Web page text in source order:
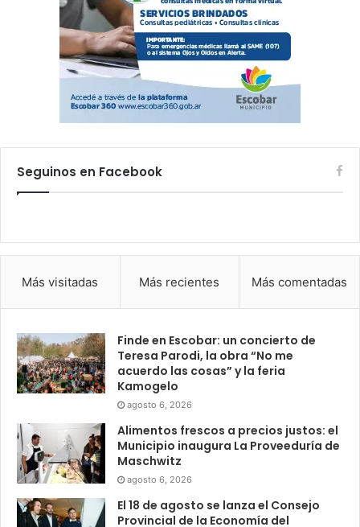
Seguinos en Facebook
Más visitadas Más recientes Más comentadas
Finde en Escobar: un concierto de
Teresa Parodi, la obra “No me
acuerdo las cosas” y la feria
Kamogelo
agosto 6, 2026
Alimentos frescos a precios justos: el
Municipio inaugura La Proveeduría de
Maschwitz
agosto 6, 2026
El 18 de agosto se lanza el Consejo
Provincial de la Economía del